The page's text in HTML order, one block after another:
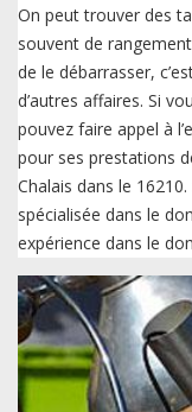
On peut trouver des
souvent de
de le débarrasser,
d’autres affaires. Si
pouvez faire appel à
pour ses prestations
Chalais dans le
spécialisée dans le
expérience dans le